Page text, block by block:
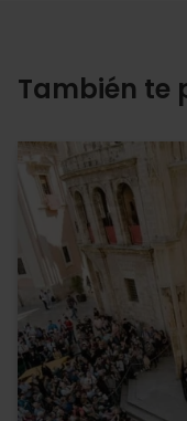
También te